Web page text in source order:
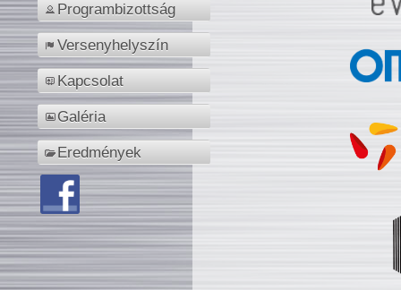
Programbizottság
Versenyhelyszín
Kapcsolat
Galéria
Eredmények